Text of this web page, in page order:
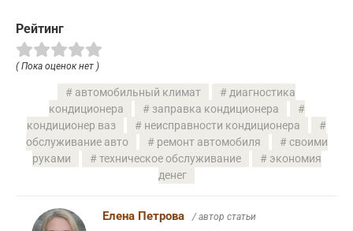
Рейтинг
( Пока оценок нет )
автомобильный климат
диагностика
кондиционера
заправка кондиционера
кондиционер ваз
неисправности кондиционера
обслуживание авто
ремонт автомобиля
своими
руками
техническое обслуживание
экономия
денег
Елена Петрова / автор статьи